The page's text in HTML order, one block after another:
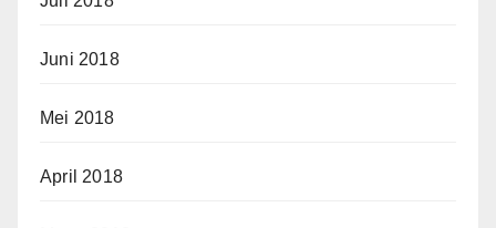
Juni 2018
Mei 2018
April 2018